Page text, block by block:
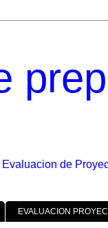
de
EVALUACION